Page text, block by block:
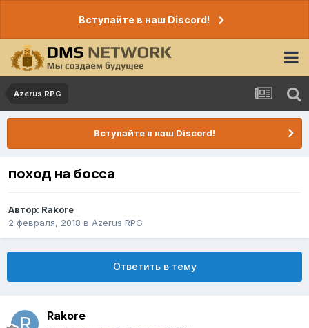
Вступайте в наш Discord!
Azerus RPG
Вступайте в наш Discord!
поход на босса
Автор: Rakore
2 февраля, 2018 в Azerus RPG
Ответить в тему
Rakore